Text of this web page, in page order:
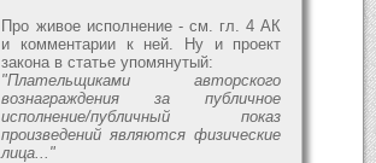
Про живое исполнение - см. гл. 4 АК
и комментарии к ней. Ну и проект
закона в статье упомянутый:
"Плательщиками авторского
вознаграждения за публичное
исполнение/публичный показ
произведений являются физические
лица..."